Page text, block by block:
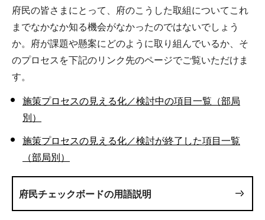
府民の皆さまにとって、府のこうした取組についてこれ
までなかなか知る機会がなかったのではないでしょう
か。府が課題や懸案にどのように取り組んでいるか、そ
のプロセスを下記のリンク先のページでご覧いただけま
す。
施策プロセスの見える化／検討中の項目一覧（部局
別）
施策プロセスの見える化／検討が終了した項目一覧
（部局別）
府民チェックボードの用語説明